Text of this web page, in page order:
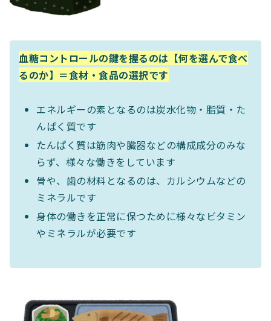
血糖コントロールの鍵を握るのは【何を選んで食べ
るのか】＝食材・食品の選択です
エネルギーの素となるのは炭水化物・脂質・た
んぱく質です
たんぱく質は筋肉や臓器などの構成成分のみな
らず、様々な働きをしています
骨や、歯の材料となるのは、カルシウムなどの
ミネラルです
身体の働きを正常に保つために様々なビタミン
やミネラルが必要です